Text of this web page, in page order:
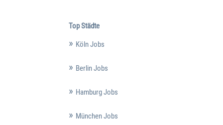
Top Städte
Köln Jobs
Berlin Jobs
Hamburg Jobs
München Jobs